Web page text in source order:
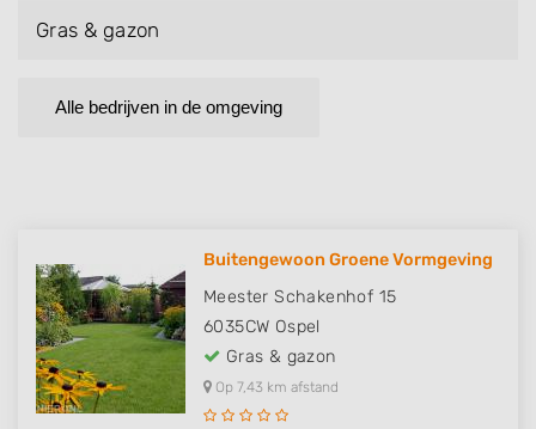
Gras & gazon
Alle bedrijven in de omgeving
Buitengewoon Groene Vormgeving
Meester Schakenhof 15
6035CW Ospel
Gras & gazon
Op 7,43 km afstand